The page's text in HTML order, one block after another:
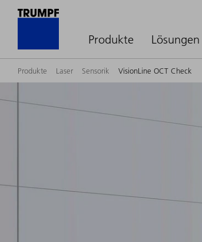
Produkte Lösungen
Produkte Laser Sensorik VisionLine OCT Check